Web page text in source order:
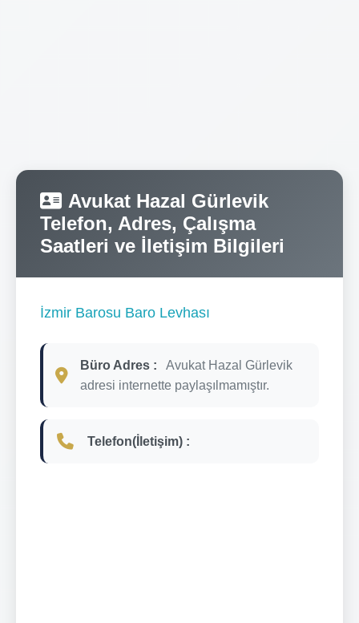
Avukat Hazal Gürlevik
Telefon, Adres, Çalışma
Saatleri ve İletişim Bilgileri
İzmir Barosu Baro Levhası
Büro Adres :
Avukat Hazal Gürlevik
adresi internette paylaşılmamıştır.
Telefon(İletişim) :